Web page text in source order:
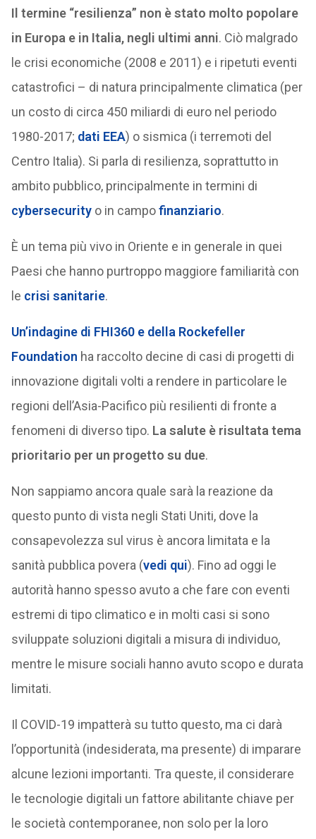
Il termine “resilienza” non è stato molto popolare
in Europa e in Italia, negli ultimi anni. Ciò malgrado
le crisi economiche (2008 e 2011) e i ripetuti eventi
catastrofici – di natura principalmente climatica (per
un costo di circa 450 miliardi di euro nel periodo
1980-2017; dati EEA) o sismica (i terremoti del
Centro Italia). Si parla di resilienza, soprattutto in
ambito pubblico, principalmente in termini di
cybersecurity o in campofinanziario.
È un tema più vivo in Oriente e in generale in quei
Paesi che hanno purtroppo maggiore familiarità con
le crisi sanitarie.
Un’indagine di FHI360 e della Rockefeller
Foundation ha raccolto decine di casi di progetti di
innovazione digitali volti a rendere in particolare le
regioni dell’Asia-Pacifico più resilienti di fronte a
fenomeni di diverso tipo. La salute è risultata tema
prioritario per un progetto su due.
Non sappiamo ancora quale sarà la reazione da
questo punto di vista negli Stati Uniti, dove la
consapevolezza sul virus è ancora limitata e la
sanità pubblica povera (vedi qui). Fino ad oggi le
autorità hanno spesso avuto a che fare con eventi
estremi di tipo climatico e in molti casi si sono
sviluppate soluzioni digitali a misura di individuo,
mentre le misure sociali hanno avuto scopo e durata
limitati.
Il COVID-19 impatterà su tutto questo, ma ci darà
l’opportunità (indesiderata, ma presente) di imparare
alcune lezioni importanti. Tra queste, il considerare
le tecnologie digitali un fattore abilitante chiave per
le società contemporanee, non solo per la loro